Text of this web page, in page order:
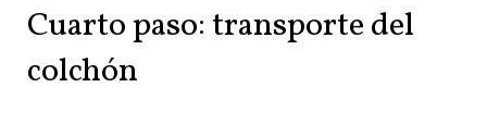
Cuarto paso: transporte del
colchón